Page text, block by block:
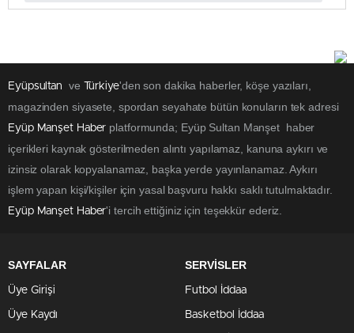
Eyüpsultan ve Türkiye'den son dakika haberler, köşe yazıları,
magazinden siyasete, spordan seyahate bütün konuların tek adresi
Eyüp Manşet Haber platformunda; Eyüp Sultan Manşet haber
içerikleri kaynak gösterilmeden alıntı yapılamaz, kanuna aykırı ve
izinsiz olarak kopyalanamaz, başka yerde yayınlanamaz. Aykırı
işlem yapan kişi/kişiler için yasal başvuru hakkı saklı tutulmaktadır.
Eyüp Manşet Haber'i tercih ettiğiniz için teşekkür ederiz.
SAYFALAR
Üye Girişi
Üye Kaydı
SERVİSLER
Futbol İddaa
Basketbol İddaa